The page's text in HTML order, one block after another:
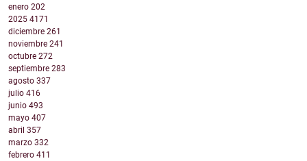
enero 202
2025 4171
diciembre 261
noviembre 241
octubre 272
septiembre 283
agosto 337
julio 416
junio 493
mayo 407
abril 357
marzo 332
febrero 411